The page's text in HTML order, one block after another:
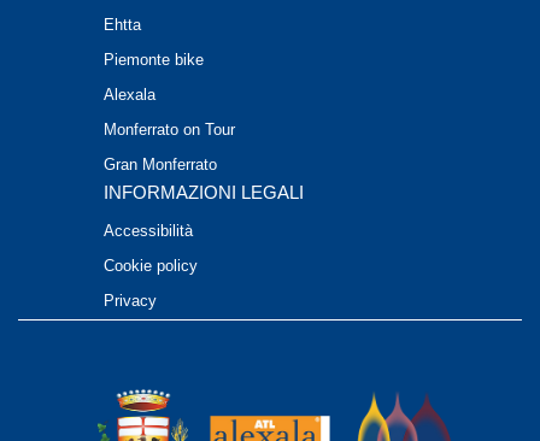
Ehtta
Piemonte bike
Alexala
Monferrato on Tour
Gran Monferrato
INFORMAZIONI LEGALI
Accessibilità
Cookie policy
Privacy